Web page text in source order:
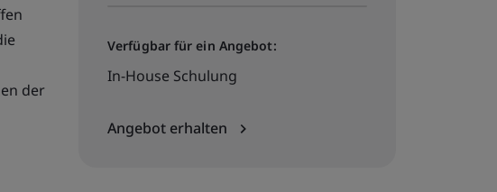
Verfügbar für ein Angebot:
In-House Schulung
Angebot erhalten
der